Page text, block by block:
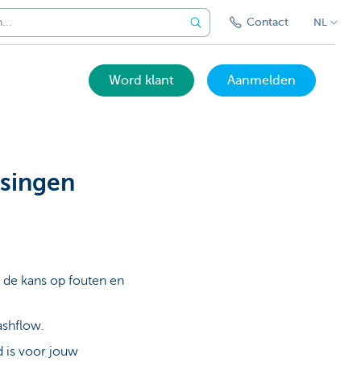
Contact NL
Word klant Aanmelden
kans op fouten en
is voor jouw